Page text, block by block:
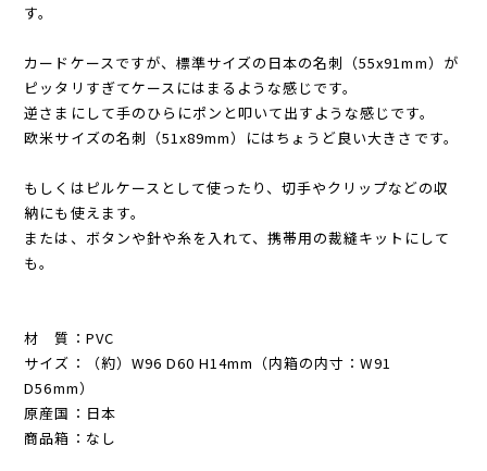
す。
カードケースですが、標準サイズの日本の名刺（55x91mm）が
ピッタリすぎてケースにはまるような感じです。
逆さまにして手のひらにポンと叩いて出すような感じです。
欧米サイズの名刺（51x89mm）にはちょうど良い大きさです。
もしくはピルケースとして使ったり、切手やクリップなどの収
納にも使えます。
または、ボタンや針や糸を入れて、携帯用の裁縫キットにして
も。
材 質：PVC
サイズ：（約）W96 D60 H14mm（内箱の内寸：W91
D56mm）
原産国：日本
商品箱：なし